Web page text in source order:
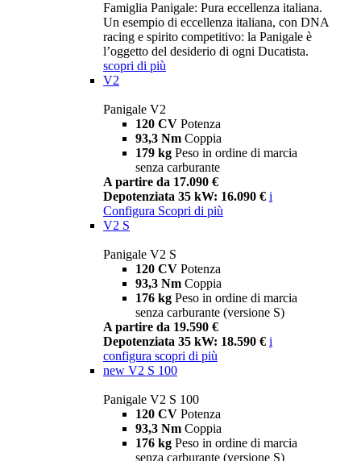
Famiglia Panigale: Pura eccellenza italiana.
Un esempio di eccellenza italiana, con DNA
racing e spirito competitivo: la Panigale è
l’oggetto del desiderio di ogni Ducatista.
scopri di più
V2
Panigale V2
120 CV Potenza
93,3 Nm Coppia
179 kg Peso in ordine di marcia
senza carburante
A partire da 17.090 €
Depotenziata 35 kW: 16.090 € i
Configura Scopri di più
V2 S
Panigale V2 S
120 CV Potenza
93,3 Nm Coppia
176 kg Peso in ordine di marcia
senza carburante (versione S)
A partire da 19.590 €
Depotenziata 35 kW: 18.590 € i
configura scopri di più
new V2 S 100
Panigale V2 S 100
120 CV Potenza
93,3 Nm Coppia
176 kg Peso in ordine di marcia
senza carburante (versione S)